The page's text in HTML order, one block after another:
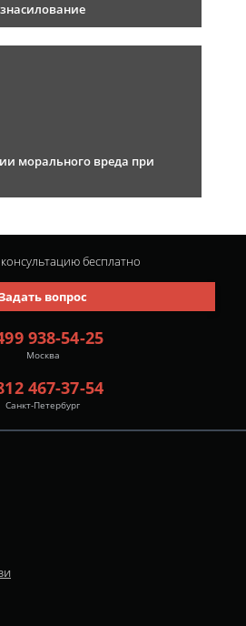
морального вреда при
938-54-25
Москва
467-37-54
Санкт-Петербург
вопрос
бесплатно